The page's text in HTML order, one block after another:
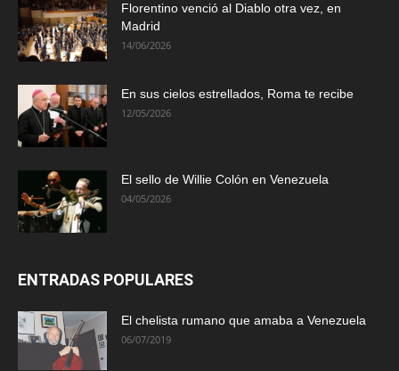
Florentino venció al Diablo otra vez, en
Madrid
14/06/2026
En sus cielos estrellados, Roma te recibe
12/05/2026
El sello de Willie Colón en Venezuela
04/05/2026
ENTRADAS POPULARES
El chelista rumano que amaba a Venezuela
06/07/2019